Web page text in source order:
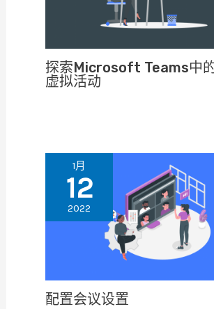
探索Microsoft Teams中
虚拟活动
1月
12
2022
配置会议设置